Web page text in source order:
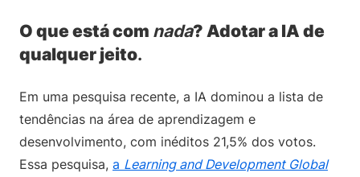
O que está com nada? Adotar a IA de
qualquer jeito.
Em uma pesquisa recente, a IA dominou a lista de
tendências na área de aprendizagem e
desenvolvimento, com inéditos 21,5% dos votos.
Essa pesquisa, a Learning and Development Global